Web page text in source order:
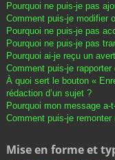
Pourquoi ne puis-je pas
Comment puis-je modifier
Pourquoi ne puis-je pas
Pourquoi ne puis-je pas
Pourquoi ai-je reçu un
Comment puis-je
À quoi sert le bouton «
rédaction d’un sujet ?
Pourquoi mon message a-
Comment puis-je
Mise en forme et